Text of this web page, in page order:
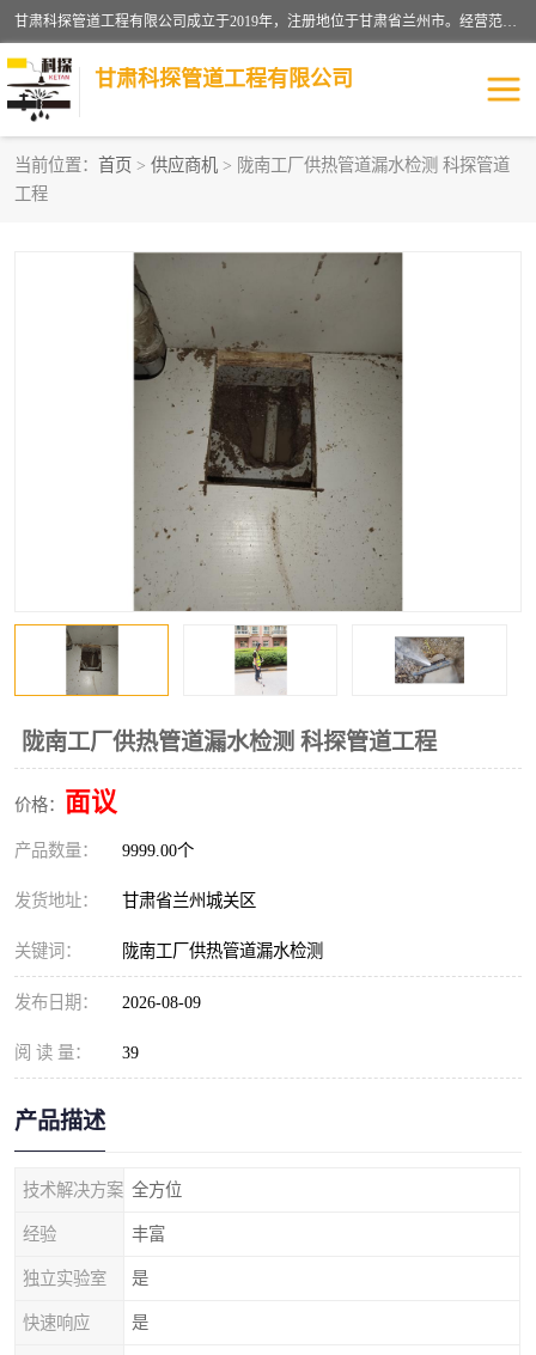
甘肃科探管道工程有限公司成立于2019年，注册地位于甘肃省兰州市。经营范围包括管道安装、清洗、疏通、维修、检测，防水工程，工程钻孔，化粪池清理，暖气安装，给排水管道安装维修，室内外管道如消防、供水、供热管道漏水检测定位，室内外防水堵漏等。
甘肃科探管道工程有限公司
当前位置： 首页 > 供应商机 > 陇南工厂供热管道漏水检测 科探管道
工程
陇南工厂供热管道漏水检测 科探管道工程
价格： 面议
产品数量： 9999.00个
发货地址： 甘肃省兰州城关区
关键词： 陇南工厂供热管道漏水检测
发布日期： 2026-08-09
阅 读 量： 39
产品描述
技术解决方案 全方位
经验 丰富
独立实验室 是
快速响应 是
管道安装维修
漏水检查维修 消防管道漏水
供热管道漏水 排水管道漏水
自来水管漏水 管道疏通
高压车疏通清淤